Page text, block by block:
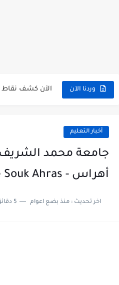
وردنا الآن
أخبار التعليم
جامعة محمد
أهراس - Université de Souk Ahras
اخر تحديث :منذ بضع اعوام 5 دقائق للقراءة